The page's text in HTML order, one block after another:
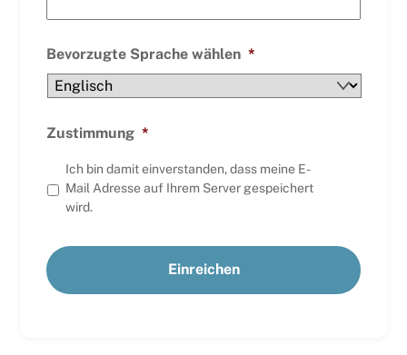
Bevorzugte Sprache wählen *
Zustimmung *
Ich bin damit einverstanden, dass meine E-
Mail Adresse auf Ihrem Server gespeichert
wird.